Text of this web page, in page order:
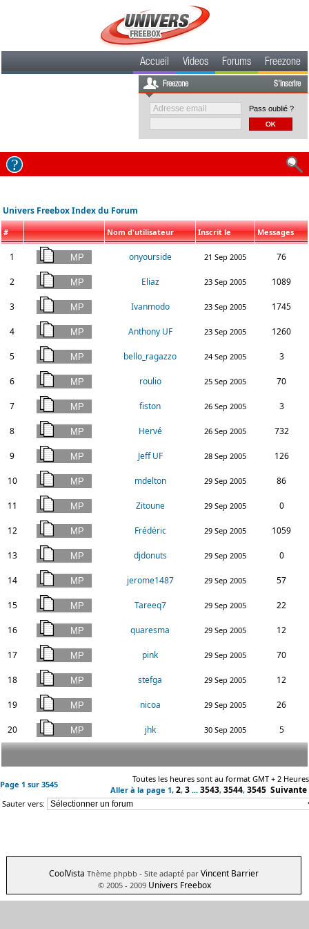
Accueil Videos Forums Freezone
Freezone S'inscrire
Pass oublié ?
Univers Freebox Index du Forum
# Nom d'utilisateur Inscrit le Messages
1 onyourside 21 Sep 2005 76
2 Eliaz 23 Sep 2005 1089
3 Ivanmodo 23 Sep 2005 1745
4 Anthony UF 23 Sep 2005 1260
5 bello_ragazzo 24 Sep 2005 3
6 roulio 25 Sep 2005 70
7 fiston 26 Sep 2005 3
8 Hervé 26 Sep 2005 732
9 Jeff UF 28 Sep 2005 126
10 mdelton 29 Sep 2005 86
11 Zitoune 29 Sep 2005 0
12 Frédéric 29 Sep 2005 1059
13 djdonuts 29 Sep 2005 0
14 jerome1487 29 Sep 2005 57
15 Tareeq7 29 Sep 2005 22
16 quaresma 29 Sep 2005 12
17 pink 29 Sep 2005 70
18 stefga 29 Sep 2005 12
19 nicoa 29 Sep 2005 26
20 jhk 30 Sep 2005 5
Page 1 sur 3545
Toutes les heures sont au format GMT + 2 Heures
Aller à la page 1, 2, 3 ... 3543, 3544, 3545 Suivante
Sauter vers:
CoolVista Thème phpbb - Site adapté par Vincent Barrier
© 2005 - 2009 Univers Freebox